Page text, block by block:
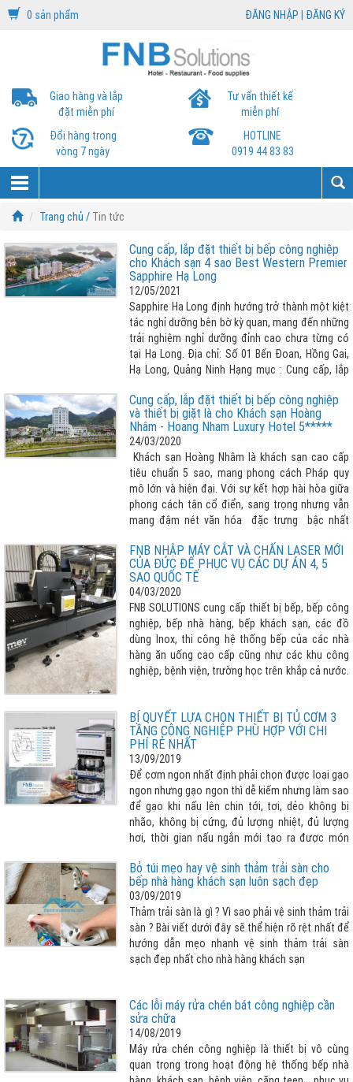
0 sản phẩm ĐĂNG NHẬP | ĐĂNG KÝ
Giao hàng và lắp
đặt miễn phí
Tư vấn thiết kế
miễn phí
Đổi hàng trong
vòng 7 ngày
HOTLINE
0919 44 83 83
Trang chủ / Tin tức
Cung cấp, lắp đặt thiết bị bếp công nghiệp
cho Khách sạn 4 sao Best Western Premier
Sapphire Hạ Long
12/05/2021
Sapphire Ha Long định hướng trở thành một kiệt
tác nghỉ dưỡng bên bờ kỳ quan, mang đến những
trải nghiệm nghỉ dưỡng đỉnh cao chưa từng có
tại Hạ Long. Địa chỉ: Số 01 Bến Đoan, Hồng Gai,
Hạ Long, Quảng Ninh Hạng mục : Cung cấp, lắp
Cung cấp, lắp đặt thiết bị bếp công nghiệp
và thiết bị giặt là cho Khách sạn Hoàng
Nhâm - Hoang Nham Luxury Hotel 5*****
24/03/2020
Khách sạn Hoàng Nhâm là khách sạn cao cấp
tiêu chuẩn 5 sao, mang phong cách Pháp quy
mô lớn và hiện đại. Với sự kết hợp hài hòa giữa
phong cách tân cổ điển, sang trọng nhưng vẫn
mang đậm nét văn hóa đặc trưng bậc nhất
FNB NHẬP MÁY CẮT VÀ CHẤN LASER MỚI
CỦA ĐỨC ĐỂ PHỤC VỤ CÁC DỰ ÁN 4, 5
SAO QUỐC TẾ
04/03/2020
FNB SOLUTIONS cung cấp thiết bị bếp, bếp công
nghiệp, bếp nhà hàng, bếp khách sạn, các đồ
dùng Inox, thi công hệ thống bếp của các nhà
hàng ăn uống cao cấp cũng như các khu công
nghiệp, bệnh viện, trường học trên khắp cả nước.
mới của Đức để phục vụ quá trình sản xuất thiết
bị chất lượng cao.
BÍ QUYẾT LỰA CHỌN THIẾT BỊ TỦ CƠM 3
TẦNG CÔNG NGHIỆP PHÙ HỢP VỚI CHI
PHÍ RẺ NHẤT
13/09/2019
Để cơm ngon nhất định phải chọn được loại gạo
ngon nhưng gạo ngon thì dễ kiếm nhưng làm sao
để gạo khi nấu lên chin tới, tơi, dẻo không bị
nhão, không bị cứng, đủ lượng nhiệt, đủ lượng
hơi, thời gian nấu ngắn mới tạo ra được món
BỊ NẤU CƠM TỐT, PHÙ HỢP QUYẾT ĐỊNH ĐẾN 80%
CƠM NGON”. Vậy lựa chọn tủ cơm 3 tầng cho
nhà bếp công nghiệp như thế nào cho phù hợp
với chi phí rẻ nhất, xin vui lòng tham khảo bài viết
dưới đây
Bỏ túi mẹo hay vệ sinh thảm trải sàn cho
bếp nhà hàng khách sạn luôn sạch đẹp
03/09/2019
Thảm trải sàn là gì ? Vì sao phải vệ sinh thảm trải
sàn ? Bài viết dưới đây sẽ thể hiện rõ rệt nhất để
hướng dẫn mẹo nhanh vệ sinh thảm trải sàn
sạch đẹp nhất cho nhà hàng khách sạn
Các lỗi máy rửa chén bát công nghiệp cần
sửa chữa
14/08/2019
Máy rửa chén công nghiệp là thiết bị vô cùng
quan trọng trong hoạt động hệ thống bếp nhà